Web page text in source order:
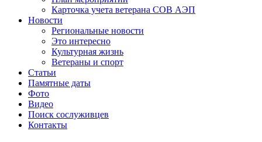
Карточка учета ветерана CОВ АЭП
Новости
Региональные новости
Это интересно
Культурная жизнь
Ветераны и спорт
Статьи
Памятные даты
Фото
Видео
Поиск сослуживцев
Контакты